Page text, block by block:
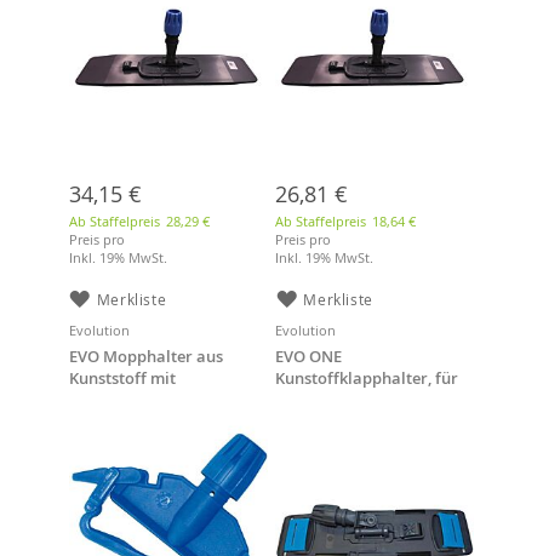
34,15 €
Ab Staffelpreis 28,29 €
Preis pro
Inkl. 19% MwSt.
Merkliste
26,81 €
Ab Staffelpreis 18,64 €
Preis pro
Inkl. 19% MwSt.
Merkliste
Evolution
EVO Mopphalter aus
Kunststoff mit
Evolution
EVO ONE
Kunstoffklapphalter, für